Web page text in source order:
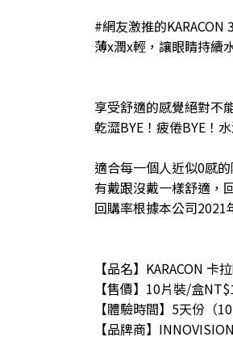
#網友激推的
薄x潤x輕，讓眼睛持續
享受舒適的感覺絕對不
乾澀BYE！疲倦BYE！
適合每一個人近似0感
有戴跟沒戴一樣舒適，
回購率根據本公司2021
【品名】KARACON 卡
【售價】10片裝/盒
【體驗時間】5天份（10
【品牌商】